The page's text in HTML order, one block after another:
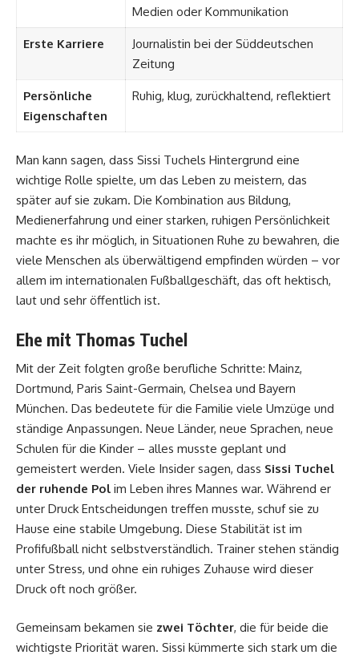
Medien oder Kommunikation
Erste Karriere
Journalistin bei der Süddeutschen
Zeitung
Persönliche
Eigenschaften
Ruhig, klug, zurückhaltend, reflektiert
Man kann sagen, dass Sissi Tuchels Hintergrund eine
wichtige Rolle spielte, um das Leben zu meistern, das
später auf sie zukam. Die Kombination aus Bildung,
Medienerfahrung und einer starken, ruhigen Persönlichkeit
machte es ihr möglich, in Situationen Ruhe zu bewahren, die
viele Menschen als überwältigend empfinden würden – vor
allem im internationalen Fußballgeschäft, das oft hektisch,
laut und sehr öffentlich ist.
Ehe mit Thomas Tuchel
Mit der Zeit folgten große berufliche Schritte: Mainz,
Dortmund, Paris Saint-Germain, Chelsea und Bayern
München. Das bedeutete für die Familie viele Umzüge und
ständige Anpassungen. Neue Länder, neue Sprachen, neue
Schulen für die Kinder – alles musste geplant und
gemeistert werden. Viele Insider sagen, dass Sissi Tuchel
der ruhende Pol im Leben ihres Mannes war. Während er
unter Druck Entscheidungen treffen musste, schuf sie zu
Hause eine stabile Umgebung. Diese Stabilität ist im
Profifußball nicht selbstverständlich. Trainer stehen ständig
unter Stress, und ohne ein ruhiges Zuhause wird dieser
Druck oft noch größer.
Gemeinsam bekamen sie zwei Töchter, die für beide die
wichtigste Priorität waren. Sissi kümmerte sich stark um die